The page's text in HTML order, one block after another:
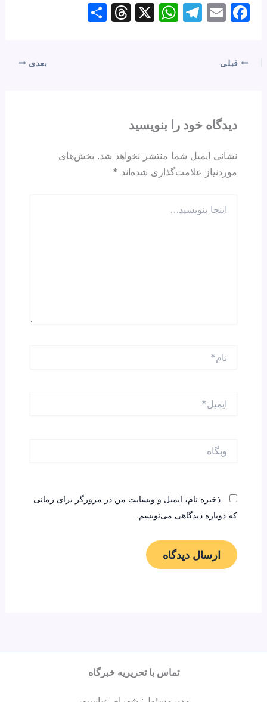
F
e
o
k
E
T
W
p
X
T
قبلی بعدی
دیدگاه‌ خود را بنویسید
نشانی ایمیل شما منتشر نخواهد شد. بخش‌های
موردنیاز علامت‌گذاری شده‌اند *
بنویسید…
ذخیره نام، ایمیل و وبسایت من در مرورگر برای زمانی
که دوباره دیدگاهی می‌نویسم.
تماس با تحریریه خبرگاه